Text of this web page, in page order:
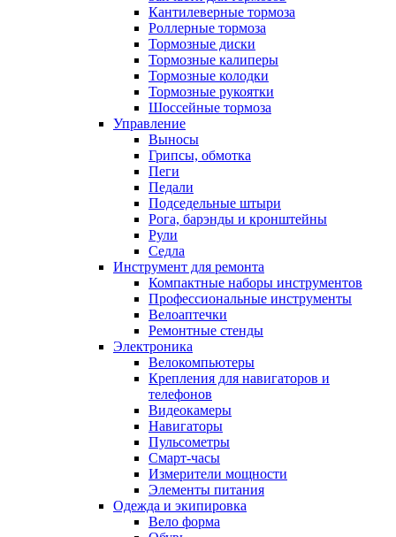
Кантилеверные тормоза
Роллерные тормоза
Тормозные диски
Тормозные калиперы
Тормозные колодки
Тормозные рукоятки
Шоссейные тормоза
Управление
Выносы
Грипсы, обмотка
Пеги
Педали
Подседельные штыри
Рога, барэнды и кронштейны
Рули
Седла
Инструмент для ремонта
Компактные наборы инструментов
Профессиональные инструменты
Велоаптечки
Ремонтные стенды
Электроника
Велокомпьютеры
Крепления для навигаторов и
телефонов
Видеокамеры
Навигаторы
Пульсометры
Смарт-часы
Измерители мощности
Элементы питания
Одежда и экипировка
Вело форма